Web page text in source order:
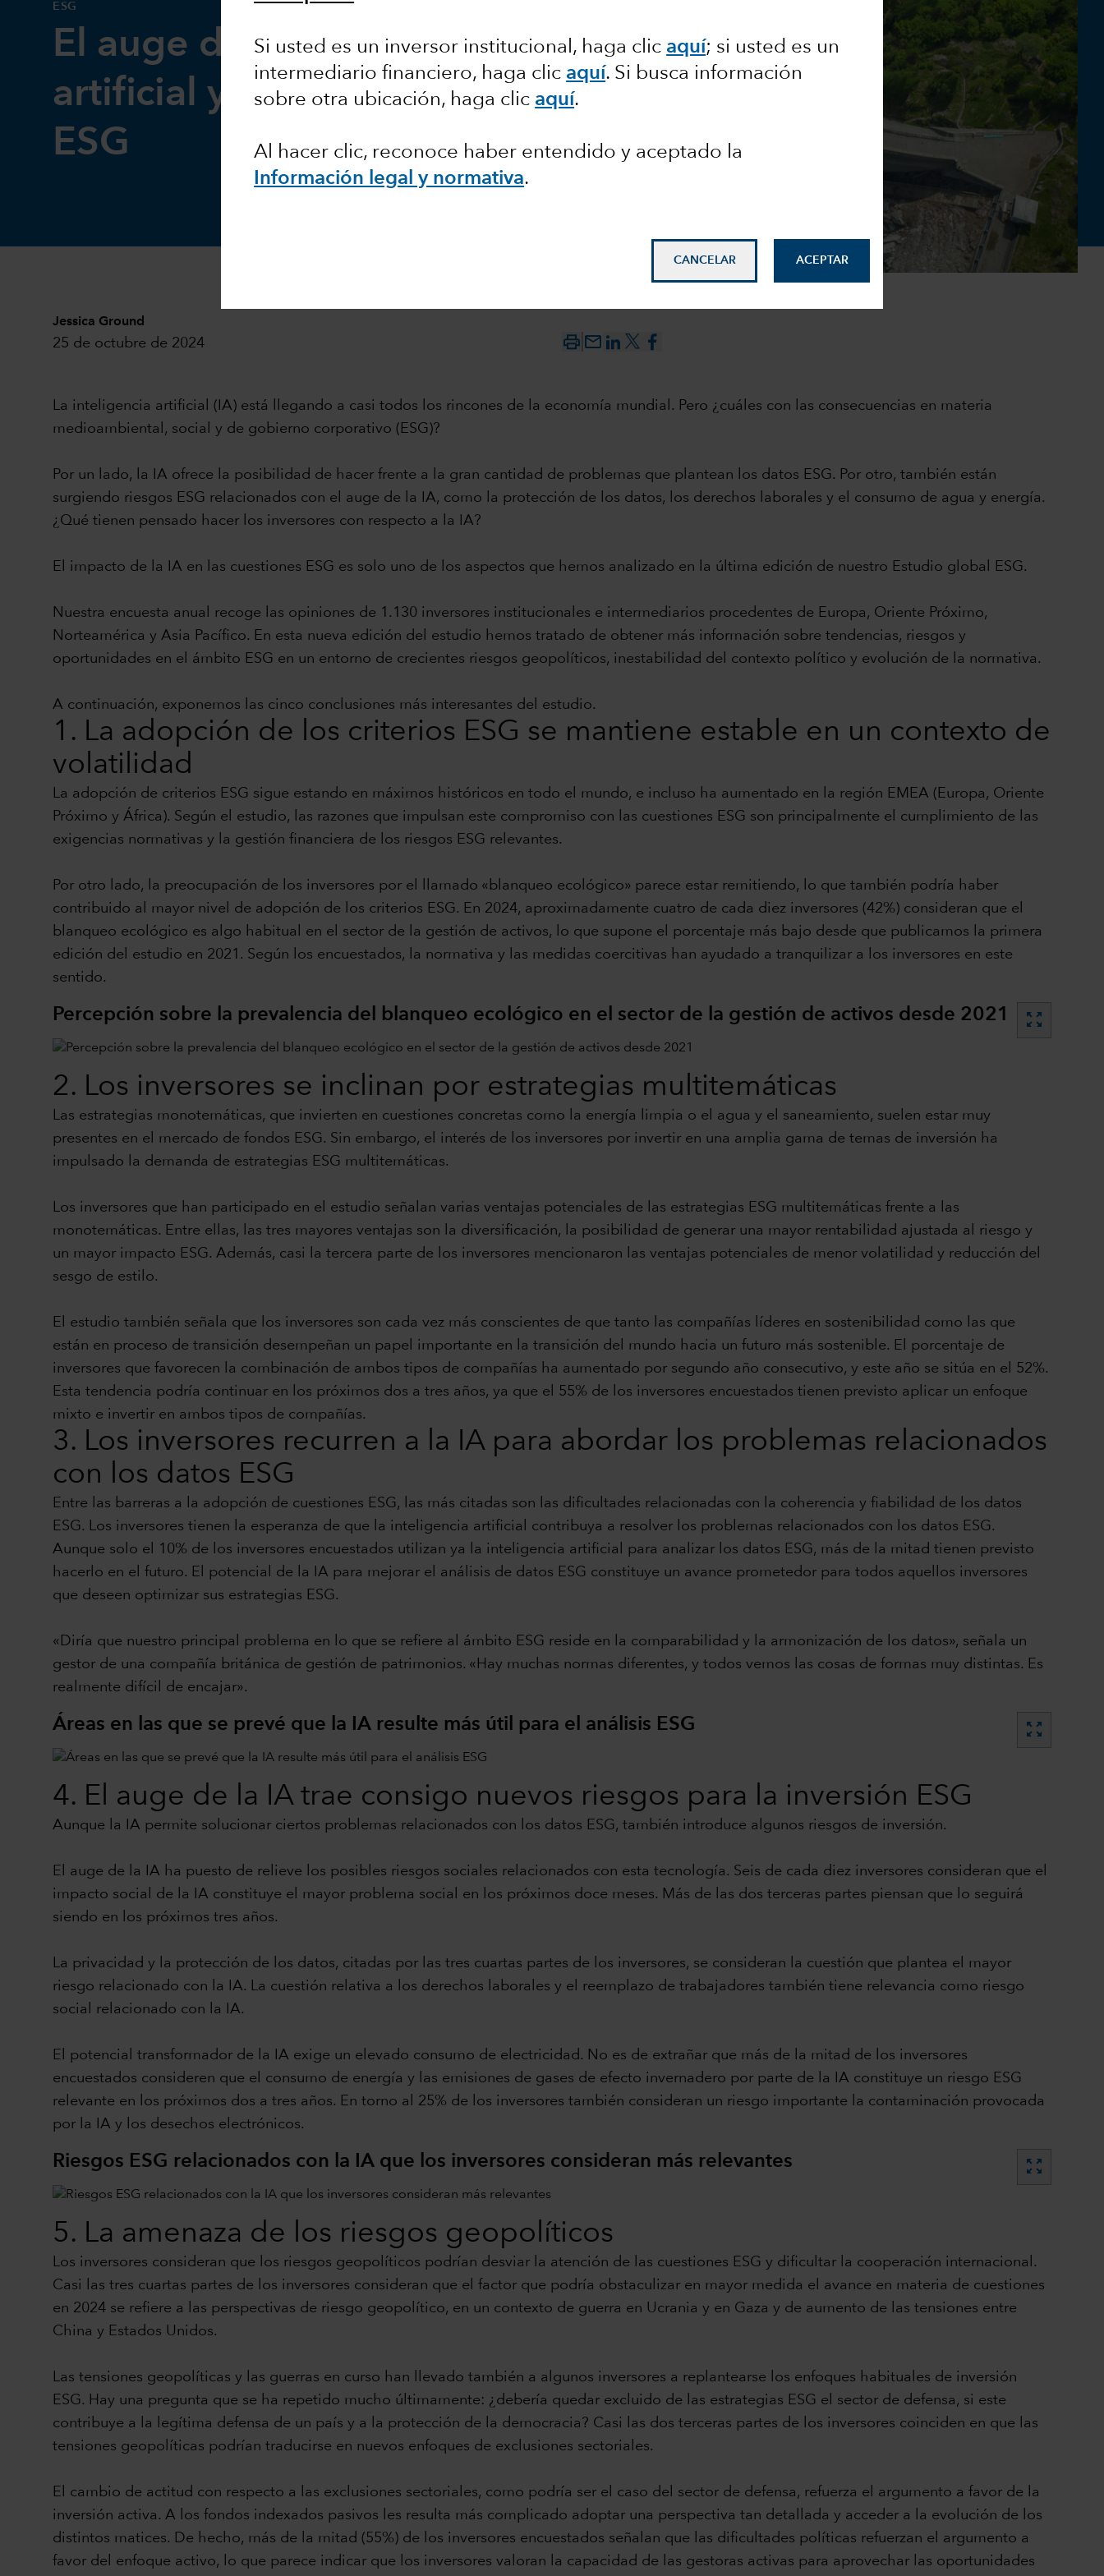
Si usted es un inversor institucional, haga clic aquí; si usted es un
intermediario financiero, haga clic aquí. Si busca información
sobre otra ubicación, haga clic aquí.
Al hacer clic, reconoce haber entendido y aceptado la
Información legal y normativa.
CANCELAR ACEPTAR
ESG
El auge de la inteligencia
artificial y las cuestiones
ESG
Jessica Ground
25 de octubre de 2024 mail_outline
La inteligencia artificial (IA) está llegando a casi todos los rincones de la economía mundial. Pero ¿cuáles con las consecuencias en materia
medioambiental, social y de gobierno corporativo (ESG)?
Por un lado, la IA ofrece la posibilidad de hacer frente a la gran cantidad de problemas que plantean los datos ESG. Por otro, también están
surgiendo riesgos ESG relacionados con el auge de la IA, como la protección de los datos, los derechos laborales y el consumo de agua y energía.
¿Qué tienen pensado hacer los inversores con respecto a la IA?
El impacto de la IA en las cuestiones ESG es solo uno de los aspectos que hemos analizado en la última edición de nuestro Estudio global ESG.
Nuestra encuesta anual recoge las opiniones de 1.130 inversores institucionales e intermediarios procedentes de Europa, Oriente Próximo,
Norteamérica y Asia Pacífico. En esta nueva edición del estudio hemos tratado de obtener más información sobre tendencias, riesgos y
oportunidades en el ámbito ESG en un entorno de crecientes riesgos geopolíticos, inestabilidad del contexto político y evolución de la normativa.
A continuación, exponemos las cinco conclusiones más interesantes del estudio.
1. La adopción de los criterios ESG se mantiene estable en un contexto de
volatilidad
La adopción de criterios ESG sigue estando en máximos históricos en todo el mundo, e incluso ha aumentado en la región EMEA (Europa, Oriente
Próximo y África). Según el estudio, las razones que impulsan este compromiso con las cuestiones ESG son principalmente el cumplimiento de las
exigencias normativas y la gestión financiera de los riesgos ESG relevantes.
Por otro lado, la preocupación de los inversores por el llamado «blanqueo ecológico» parece estar remitiendo, lo que también podría haber
contribuido al mayor nivel de adopción de los criterios ESG. En 2024, aproximadamente cuatro de cada diez inversores (42%) consideran que el
blanqueo ecológico es algo habitual en el sector de la gestión de activos, lo que supone el porcentaje más bajo desde que publicamos la primera
edición del estudio en 2021. Según los encuestados, la normativa y las medidas coercitivas han ayudado a tranquilizar a los inversores en este
sentido.
Percepción sobre la prevalencia del blanqueo ecológico en el sector de la gestión de activos desde 2021 zoom_out_map
2. Los inversores se inclinan por estrategias multitemáticas
Las estrategias monotemáticas, que invierten en cuestiones concretas como la energía limpia o el agua y el saneamiento, suelen estar muy
presentes en el mercado de fondos ESG. Sin embargo, el interés de los inversores por invertir en una amplia gama de temas de inversión ha
impulsado la demanda de estrategias ESG multitemáticas.
Los inversores que han participado en el estudio señalan varias ventajas potenciales de las estrategias ESG multitemáticas frente a las
monotemáticas. Entre ellas, las tres mayores ventajas son la diversificación, la posibilidad de generar una mayor rentabilidad ajustada al riesgo y
un mayor impacto ESG. Además, casi la tercera parte de los inversores mencionaron las ventajas potenciales de menor volatilidad y reducción del
sesgo de estilo.
El estudio también señala que los inversores son cada vez más conscientes de que tanto las compañías líderes en sostenibilidad como las que
están en proceso de transición desempeñan un papel importante en la transición del mundo hacia un futuro más sostenible. El porcentaje de
inversores que favorecen la combinación de ambos tipos de compañías ha aumentado por segundo año consecutivo, y este año se sitúa en el 52%.
Esta tendencia podría continuar en los próximos dos a tres años, ya que el 55% de los inversores encuestados tienen previsto aplicar un enfoque
mixto e invertir en ambos tipos de compañías.
3. Los inversores recurren a la IA para abordar los problemas relacionados
con los datos ESG
Entre las barreras a la adopción de cuestiones ESG, las más citadas son las dificultades relacionadas con la coherencia y fiabilidad de los datos
ESG. Los inversores tienen la esperanza de que la inteligencia artificial contribuya a resolver los problemas relacionados con los datos ESG.
Aunque solo el 10% de los inversores encuestados utilizan ya la inteligencia artificial para analizar los datos ESG, más de la mitad tienen previsto
hacerlo en el futuro. El potencial de la IA para mejorar el análisis de datos ESG constituye un avance prometedor para todos aquellos inversores
que deseen optimizar sus estrategias ESG.
«Diría que nuestro principal problema en lo que se refiere al ámbito ESG reside en la comparabilidad y la armonización de los datos», señala un
gestor de una compañía británica de gestión de patrimonios. «Hay muchas normas diferentes, y todos vemos las cosas de formas muy distintas. Es
realmente difícil de encajar».
Áreas en las que se prevé que la IA resulte más útil para el análisis ESG zoom_out_map
4. El auge de la IA trae consigo nuevos riesgos para la inversión ESG
Aunque la IA permite solucionar ciertos problemas relacionados con los datos ESG, también introduce algunos riesgos de inversión.
El auge de la IA ha puesto de relieve los posibles riesgos sociales relacionados con esta tecnología. Seis de cada diez inversores consideran que el
impacto social de la IA constituye el mayor problema social en los próximos doce meses. Más de las dos terceras partes piensan que lo seguirá
siendo en los próximos tres años.
La privacidad y la protección de los datos, citadas por las tres cuartas partes de los inversores, se consideran la cuestión que plantea el mayor
riesgo relacionado con la IA. La cuestión relativa a los derechos laborales y el reemplazo de trabajadores también tiene relevancia como riesgo
social relacionado con la IA.
El potencial transformador de la IA exige un elevado consumo de electricidad. No es de extrañar que más de la mitad de los inversores
encuestados consideren que el consumo de energía y las emisiones de gases de efecto invernadero por parte de la IA constituye un riesgo ESG
relevante en los próximos dos a tres años. En torno al 25% de los inversores también consideran un riesgo importante la contaminación provocada
por la IA y los desechos electrónicos.
Riesgos ESG relacionados con la IA que los inversores consideran más relevantes zoom_out_map
5. La amenaza de los riesgos geopolíticos
Los inversores consideran que los riesgos geopolíticos podrían desviar la atención de las cuestiones ESG y dificultar la cooperación internacional.
Casi las tres cuartas partes de los inversores consideran que el factor que podría obstaculizar en mayor medida el avance en materia de cuestiones
en 2024 se refiere a las perspectivas de riesgo geopolítico, en un contexto de guerra en Ucrania y en Gaza y de aumento de las tensiones entre
China y Estados Unidos.
Las tensiones geopolíticas y las guerras en curso han llevado también a algunos inversores a replantearse los enfoques habituales de inversión
ESG. Hay una pregunta que se ha repetido mucho últimamente: ¿debería quedar excluido de las estrategias ESG el sector de defensa, si este
contribuye a la legítima defensa de un país y a la protección de la democracia? Casi las dos terceras partes de los inversores coinciden en que las
tensiones geopolíticas podrían traducirse en nuevos enfoques de exclusiones sectoriales.
El cambio de actitud con respecto a las exclusiones sectoriales, como podría ser el caso del sector de defensa, refuerza el argumento a favor de la
inversión activa. A los fondos indexados pasivos les resulta más complicado adoptar una perspectiva tan detallada y acceder a la evolución de los
distintos matices. De hecho, más de la mitad (55%) de los inversores encuestados señalan que las dificultades políticas refuerzan el argumento a
favor del enfoque activo, lo que parece indicar que los inversores valoran la capacidad de las gestoras activas para aprovechar las oportunidades